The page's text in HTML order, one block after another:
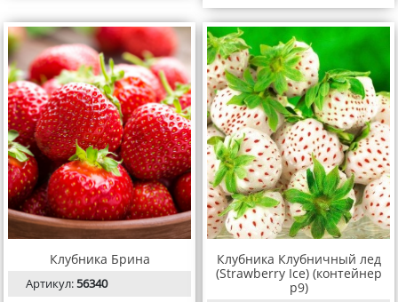
Клубника Брина
Артикул:56340
Клубника Клубничный лед
(Strawberry Ice) (контейнер
р9)